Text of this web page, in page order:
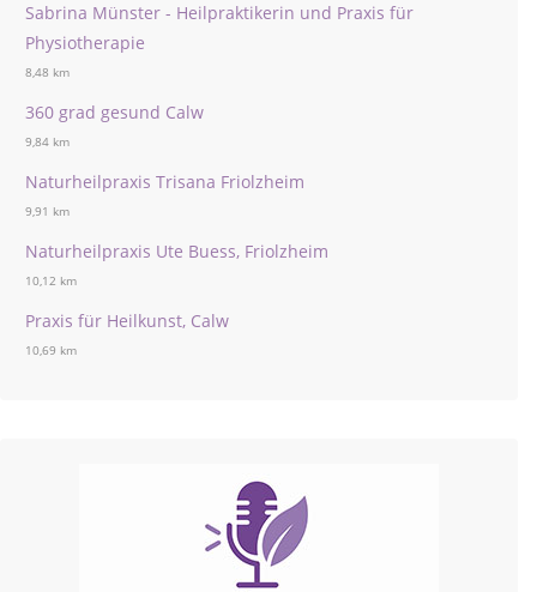
Sabrina Münster - Heilpraktikerin und Praxis für
Physiotherapie
8,48 km
360 grad gesund Calw
9,84 km
Naturheilpraxis Trisana Friolzheim
9,91 km
Naturheilpraxis Ute Buess, Friolzheim
10,12 km
Praxis für Heilkunst, Calw
10,69 km